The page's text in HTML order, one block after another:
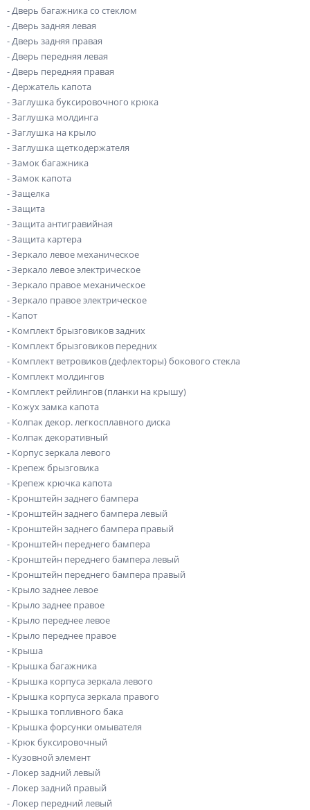
- Дверь багажника со стеклом
- Дверь задняя левая
- Дверь задняя правая
- Дверь передняя левая
- Дверь передняя правая
- Держатель капота
- Заглушка буксировочного крюка
- Заглушка молдинга
- Заглушка на крыло
- Заглушка щеткодержателя
- Замок багажника
- Замок капота
- Защелка
- Защита
- Защита антигравийная
- Защита картера
- Зеркало левое механическое
- Зеркало левое электрическое
- Зеркало правое механическое
- Зеркало правое электрическое
- Капот
- Комплект брызговиков задних
- Комплект брызговиков передних
- Комплект ветровиков (дефлекторы) бокового стекла
- Комплект молдингов
- Комплект рейлингов (планки на крышу)
- Кожух замка капота
- Колпак декор. легкосплавного диска
- Колпак декоративный
- Корпус зеркала левого
- Крепеж брызговика
- Крепеж крючка капота
- Кронштейн заднего бампера
- Кронштейн заднего бампера левый
- Кронштейн заднего бампера правый
- Кронштейн переднего бампера
- Кронштейн переднего бампера левый
- Кронштейн переднего бампера правый
- Крыло заднее левое
- Крыло заднее правое
- Крыло переднее левое
- Крыло переднее правое
- Крыша
- Крышка багажника
- Крышка корпуса зеркала левого
- Крышка корпуса зеркала правого
- Крышка топливного бака
- Крышка форсунки омывателя
- Крюк буксировочный
- Кузовной элемент
- Локер задний левый
- Локер задний правый
- Локер передний левый